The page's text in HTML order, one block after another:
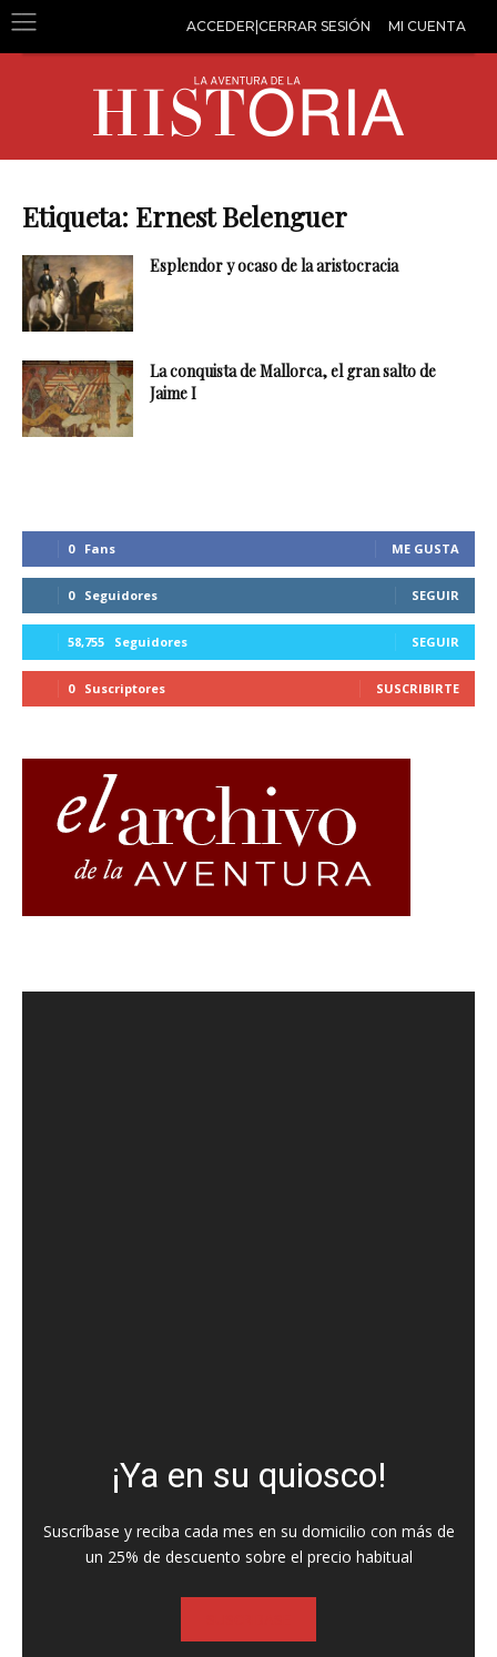
ACCEDER|CERRAR SESIÓN MI CUENTA
Etiqueta: Ernest Belenguer
Esplendor y ocaso de la aristocracia
La conquista de Mallorca, el gran salto de
Jaime I
0 Fans ME GUSTA
0 Seguidores SEGUIR
58,755 Seguidores SEGUIR
0 Suscriptores SUSCRIBIRTE
¡Ya en su quiosco!
Suscríbase y reciba cada mes en su domicilio con más de
un 25% de descuento sobre el precio habitual